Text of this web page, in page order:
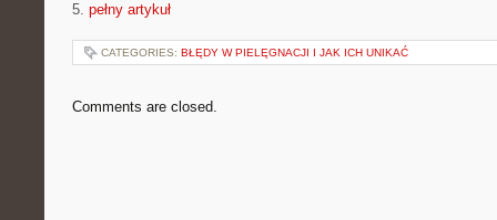
5. pełny artykuł
CATEGORIES: BŁĘDY W PIELĘGNACJI I JAK ICH UNIKAĆ
Comments are closed.